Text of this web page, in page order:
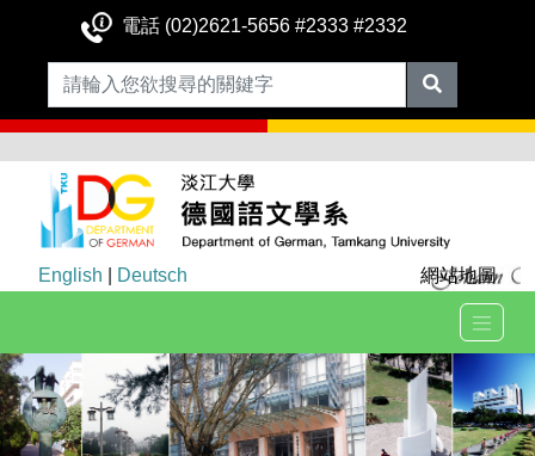
電話 (02)2621-5656 #2333 #2332
English Deutsch 網站地圖